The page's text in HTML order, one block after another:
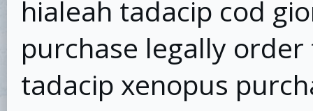
hialeah tadacip cod
purchase legally
tadacip xenopus